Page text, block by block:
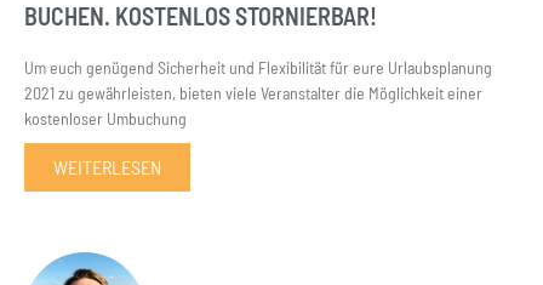
BUCHEN. KOSTENLOS STORNIERBAR!
Um euch genügend Sicherheit und Flexibilität für eure Urlaubsplanung
2021 zu gewährleisten, bieten viele Veranstalter die Möglichkeit einer
kostenloser Umbuchung
WEITERLESEN